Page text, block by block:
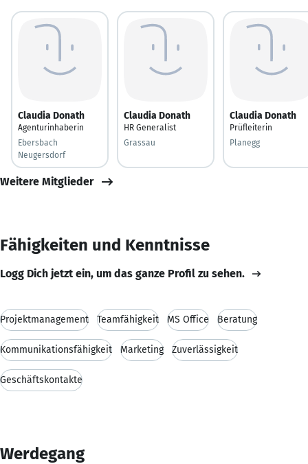
Claudia Donath
Agenturinhaberin
Ebersbach
Neugersdorf
Claudia Donath
HR Generalist
Grassau
Claudia Donath
Prüfleiterin
Planegg
Weitere Mitglieder
Fähigkeiten und Kenntnisse
Logg Dich jetzt ein, um das ganze Profil zu sehen.
Projektmanagement Teamfähigkeit MS Office Beratung
Kommunikationsfähigkeit Marketing Zuverlässigkeit
Geschäftskontakte
Werdegang